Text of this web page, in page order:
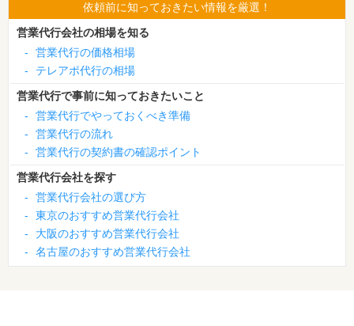
依頼前に知っておきたい情報を厳選！
営業代行会社の相場を知る
-
営業代行の価格相場
-
テレアポ代行の相場
営業代行で事前に知っておきたいこと
-
営業代行でやっておくべき準備
-
営業代行の流れ
-
営業代行の契約書の確認ポイント
営業代行会社を探す
-
営業代行会社の選び方
-
東京のおすすめ営業代行会社
-
大阪のおすすめ営業代行会社
-
名古屋のおすすめ営業代行会社